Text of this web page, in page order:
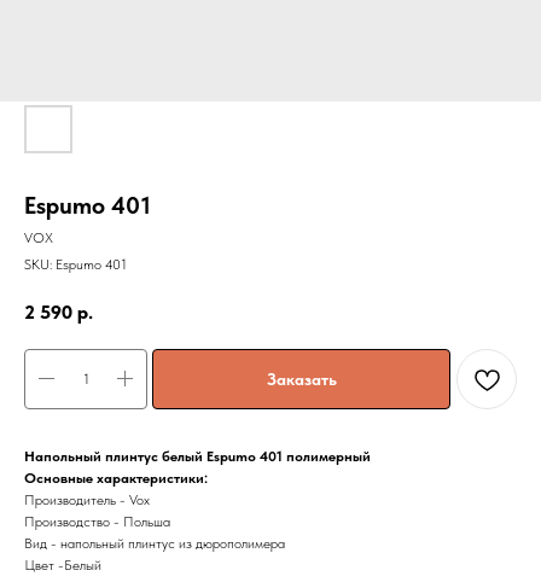
Espumo 401
VOX
SKU: Espumo 401
2 590 р.
Заказать
Напольный плинтус белый Espumo 401 полимерный
Основные характеристики:
Производитель - Vox
Производство - Польша
Вид - напольный плинтус из дюрополимера
Цвет -Белый